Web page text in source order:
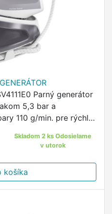
Parný generátor
5,3 bar a
110 g/min. pre rýchle
Skladom 2 ks Odosielame
v utorok